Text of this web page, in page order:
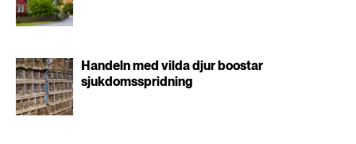
Handeln med vilda djur boostar
sjukdomsspridning